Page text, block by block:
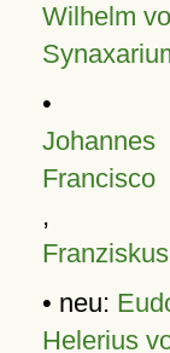
Wilhelm
•
Francisco
,
• neu:
Helerius